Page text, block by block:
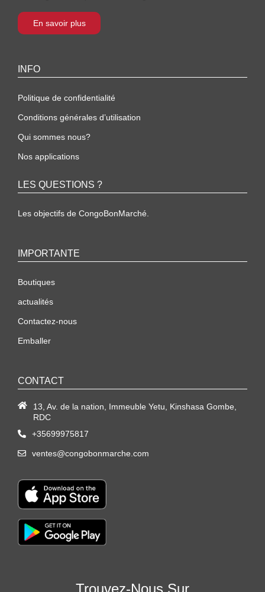
En savoir plus
INFO
Politique de confidentialité
Conditions générales d’utilisation
Qui sommes nous?
Nos applications
LES QUESTIONS ?
Les objectifs de CongoBonMarché.
IMPORTANTE
Boutiques
actualités
Contactez-nous
Emballer
CONTACT
13, Av. de la nation, Immeuble Yetu, Kinshasa Gombe,
RDC
+35699975817
ventes@congobonmarche.com
Trouvez-Nous Sur